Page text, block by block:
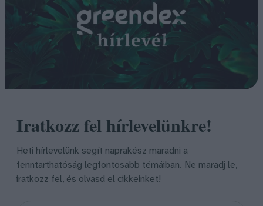
Iratkozz fel hírlevelünkre!
Heti hírlevelünk segít naprakész maradni a
fenntarthatóság legfontosabb témáiban. Ne maradj le,
iratkozz fel, és olvasd el cikkeinket!